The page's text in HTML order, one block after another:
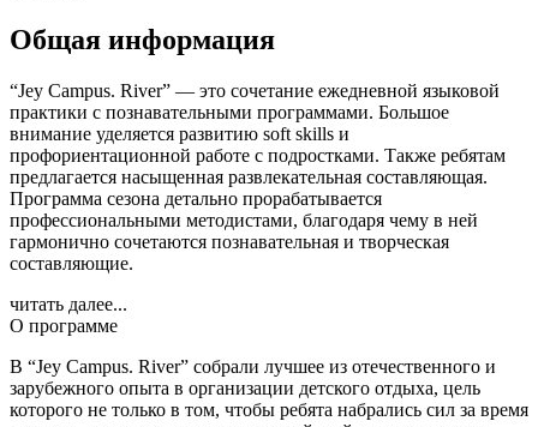
Общая информация
“Jey Campus. River” — это сочетание ежедневной языковой
практики с познавательными программами. Большое
внимание уделяется развитию soft skills и
профориентационной работе с подростками. Также ребятам
предлагается насыщенная развлекательная составляющая.
Программа сезона детально прорабатывается
профессиональными методистами, благодаря чему в ней
гармонично сочетаются познавательная и творческая
составляющие.
читать далее...
О программе
В “Jey Campus. River” собрали лучшее из отечественного и
зарубежного опыта в организации детского отдыха, цель
которого не только в том, чтобы ребята набрались сил за время